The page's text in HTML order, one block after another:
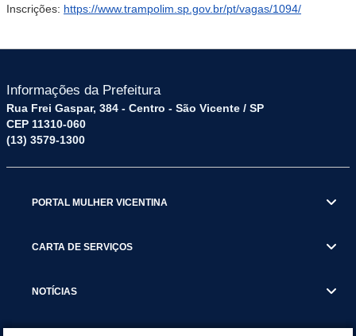
Inscrições: https://www.trampolim.sp.gov.br/pt/vagas/1094/
Informações da Prefeitura
Rua Frei Gaspar, 384 - Centro - São Vicente / SP
CEP 11310-060
(13) 3579-1300
PORTAL MULHER VICENTINA
CARTA DE SERVIÇOS
NOTÍCIAS